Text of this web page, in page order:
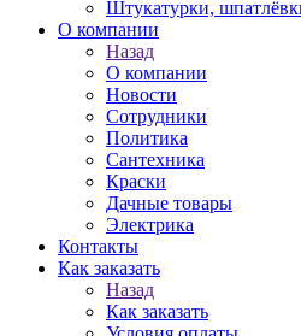
Штукатурки,
О компании
Назад
О компании
Новости
Сотрудники
Политика
Сантехника
Краски
Дачные товары
Электрика
Контакты
Как заказать
Назад
Как заказать